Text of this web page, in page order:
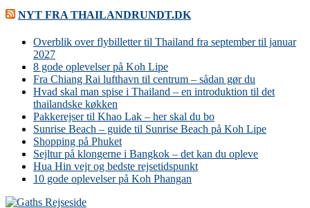
NYT FRA THAILANDRUNDT.DK
Overblik over flybilletter til Thailand fra september til januar
2027
8 gode oplevelser på Koh Lipe
Fra Chiang Rai lufthavn til centrum – sådan gør du
Hvad skal man spise i Thailand – en introduktion til det
thailandske køkken
Pakkerejser til Khao Lak – her skal du bo
Sunrise Beach – guide til Sunrise Beach på Koh Lipe
Shopping på Phuket
Sejltur på klongerne i Bangkok – det kan du opleve
Hua Hin vejr og bedste rejsetidspunkt
10 gode oplevelser på Koh Phangan